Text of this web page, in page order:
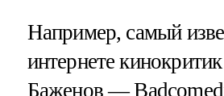
Например, самый
интернете
Баженов —